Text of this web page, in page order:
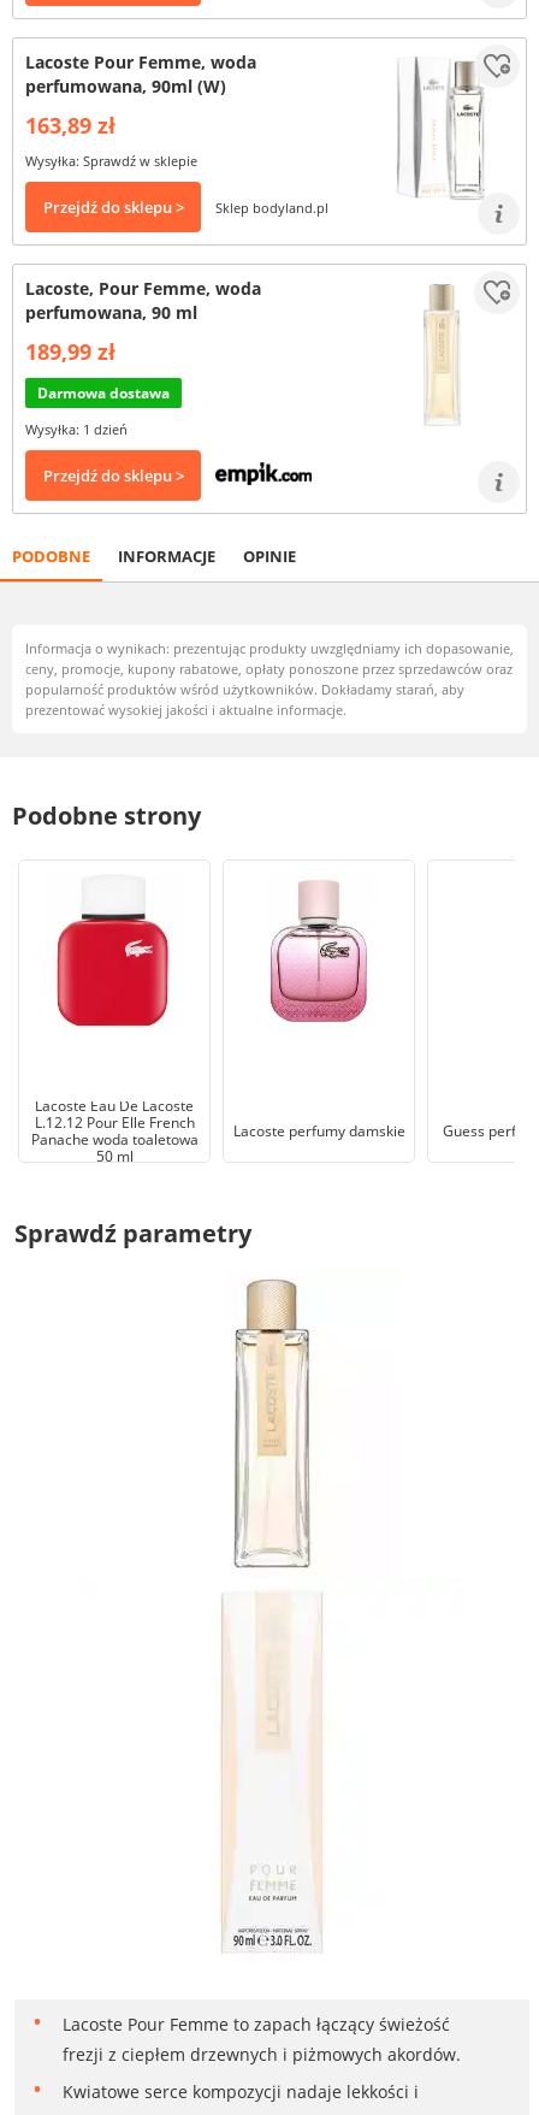
Lacoste Pour Femme, woda
perfumowana, 90ml (W)
163,89 zł
Wysyłka: Sprawdź w sklepie
Przejdź do sklepu > Sklep bodyland.pl
Lacoste, Pour Femme, woda
perfumowana, 90 ml
189,99 zł
Darmowa dostawa
Wysyłka: 1 dzień
Przejdź do sklepu >
PODOBNE INFORMACJE OPINIE
Informacja o wynikach: prezentując produkty uwzględniamy ich dopasowanie,
ceny, promocje, kupony rabatowe, opłaty ponoszone przez sprzedawców oraz
popularność produktów wśród użytkowników. Dokładamy starań, aby
prezentować wysokiej jakości i aktualne informacje.
Podobne strony
Lacoste Eau De Lacoste
L.12.12 Pour Elle French
Panache woda toaletowa
50 ml
Lacoste perfumy damskie Guess
Sprawdź parametry
Lacoste Pour Femme to zapach łączący świeżość
frezji z ciepłem drzewnych i piżmowych akordów.
Kwiatowe serce kompozycji nadaje lekkości i